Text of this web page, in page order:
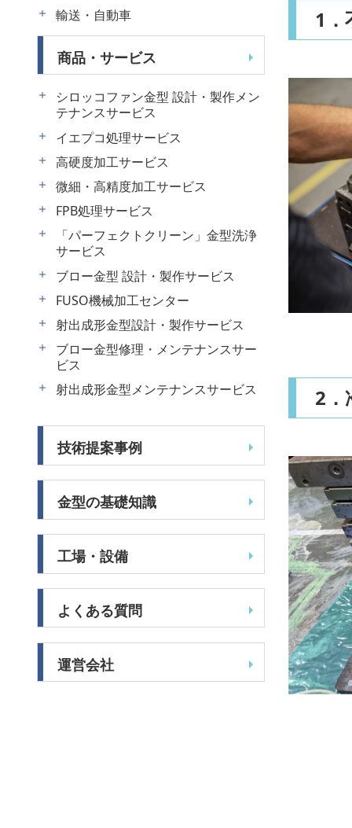
1．
2．
輸送・自動車
商品・サービス
シロッコファン金型 設計・製作メン
テナンスサービス
イエプコ処理サービス
高硬度加工サービス
微細・高精度加工サービス
FPB処理サービス
「パーフェクトクリーン」金型洗浄
サービス
ブロー金型 設計・製作サービス
FUSO機械加工センター
射出成形金型設計・製作サービス
ブロー金型修理・メンテナンスサー
ビス
射出成形金型メンテナンスサービス
技術提案事例
金型の基礎知識
工場・設備
よくある質問
運営会社